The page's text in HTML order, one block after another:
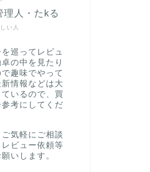
い人
理人・たkる
巡ってレビュ
の中を見たり
趣味でやって
情報などは大
いるので、買
考にしてくだ
気軽にご相談
ビュー依頼等
いします。